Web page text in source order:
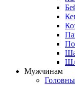
Мужчинам